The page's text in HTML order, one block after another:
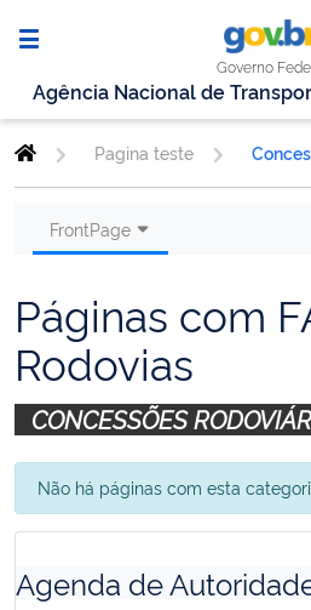
Governo
Agência Nacional de
Pagina teste
FrontPage
Páginas com
Rodovias
CONCESSÕES
Não há páginas com esta
Agenda de